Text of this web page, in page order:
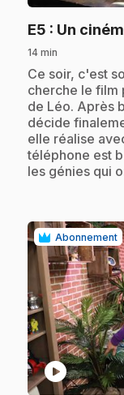
E5 : Un
14 min
.Ce soir, c'est
cherche le film
de Léo. Après
décide
elle réalise
téléphone est
les génies qui
Abonnement
play_circle